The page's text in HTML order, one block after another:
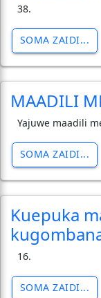
38.
SOMA ZAIDI...
MAADILI
Yajuwe maadili
SOMA ZAIDI...
Kuepuka
16.
SOMA ZAIDI...